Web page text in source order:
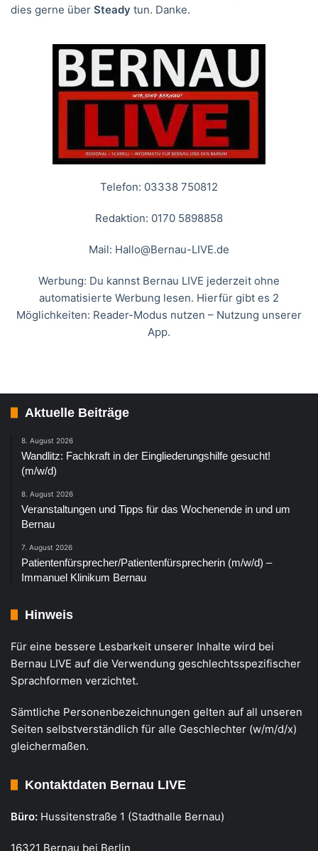
dies gerne über Steady tun. Danke.
Telefon: 03338 750812
Redaktion: 0170 5898858
Mail: Hallo@Bernau-LIVE.de
Werbung: Du kannst Bernau LIVE jederzeit ohne
automatisierte Werbung lesen. Hierfür gibt es 2
Möglichkeiten: Reader-Modus nutzen – Nutzung unserer
App.
Aktuelle Beiträge
8. August 2026
Wandlitz: Fachkraft in der Eingliederungshilfe gesucht!
(m/w/d)
8. August 2026
Veranstaltungen und Tipps für das Wochenende in und um
Bernau
7. August 2026
Patientenfürsprecher/Patientenfürsprecherin (m/w/d) –
Immanuel Klinikum Bernau
Hinweis
Für eine bessere Lesbarkeit unserer Inhalte wird bei
Bernau LIVE auf die Verwendung geschlechtsspezifischer
Sprachformen verzichtet.
Sämtliche Personenbezeichnungen gelten auf all unseren
Seiten selbstverständlich für alle Geschlechter (w/m/d/x)
gleichermaßen.
Kontaktdaten Bernau LIVE
Büro: Hussitenstraße 1 (Stadthalle Bernau)
16321 Bernau bei Berlin